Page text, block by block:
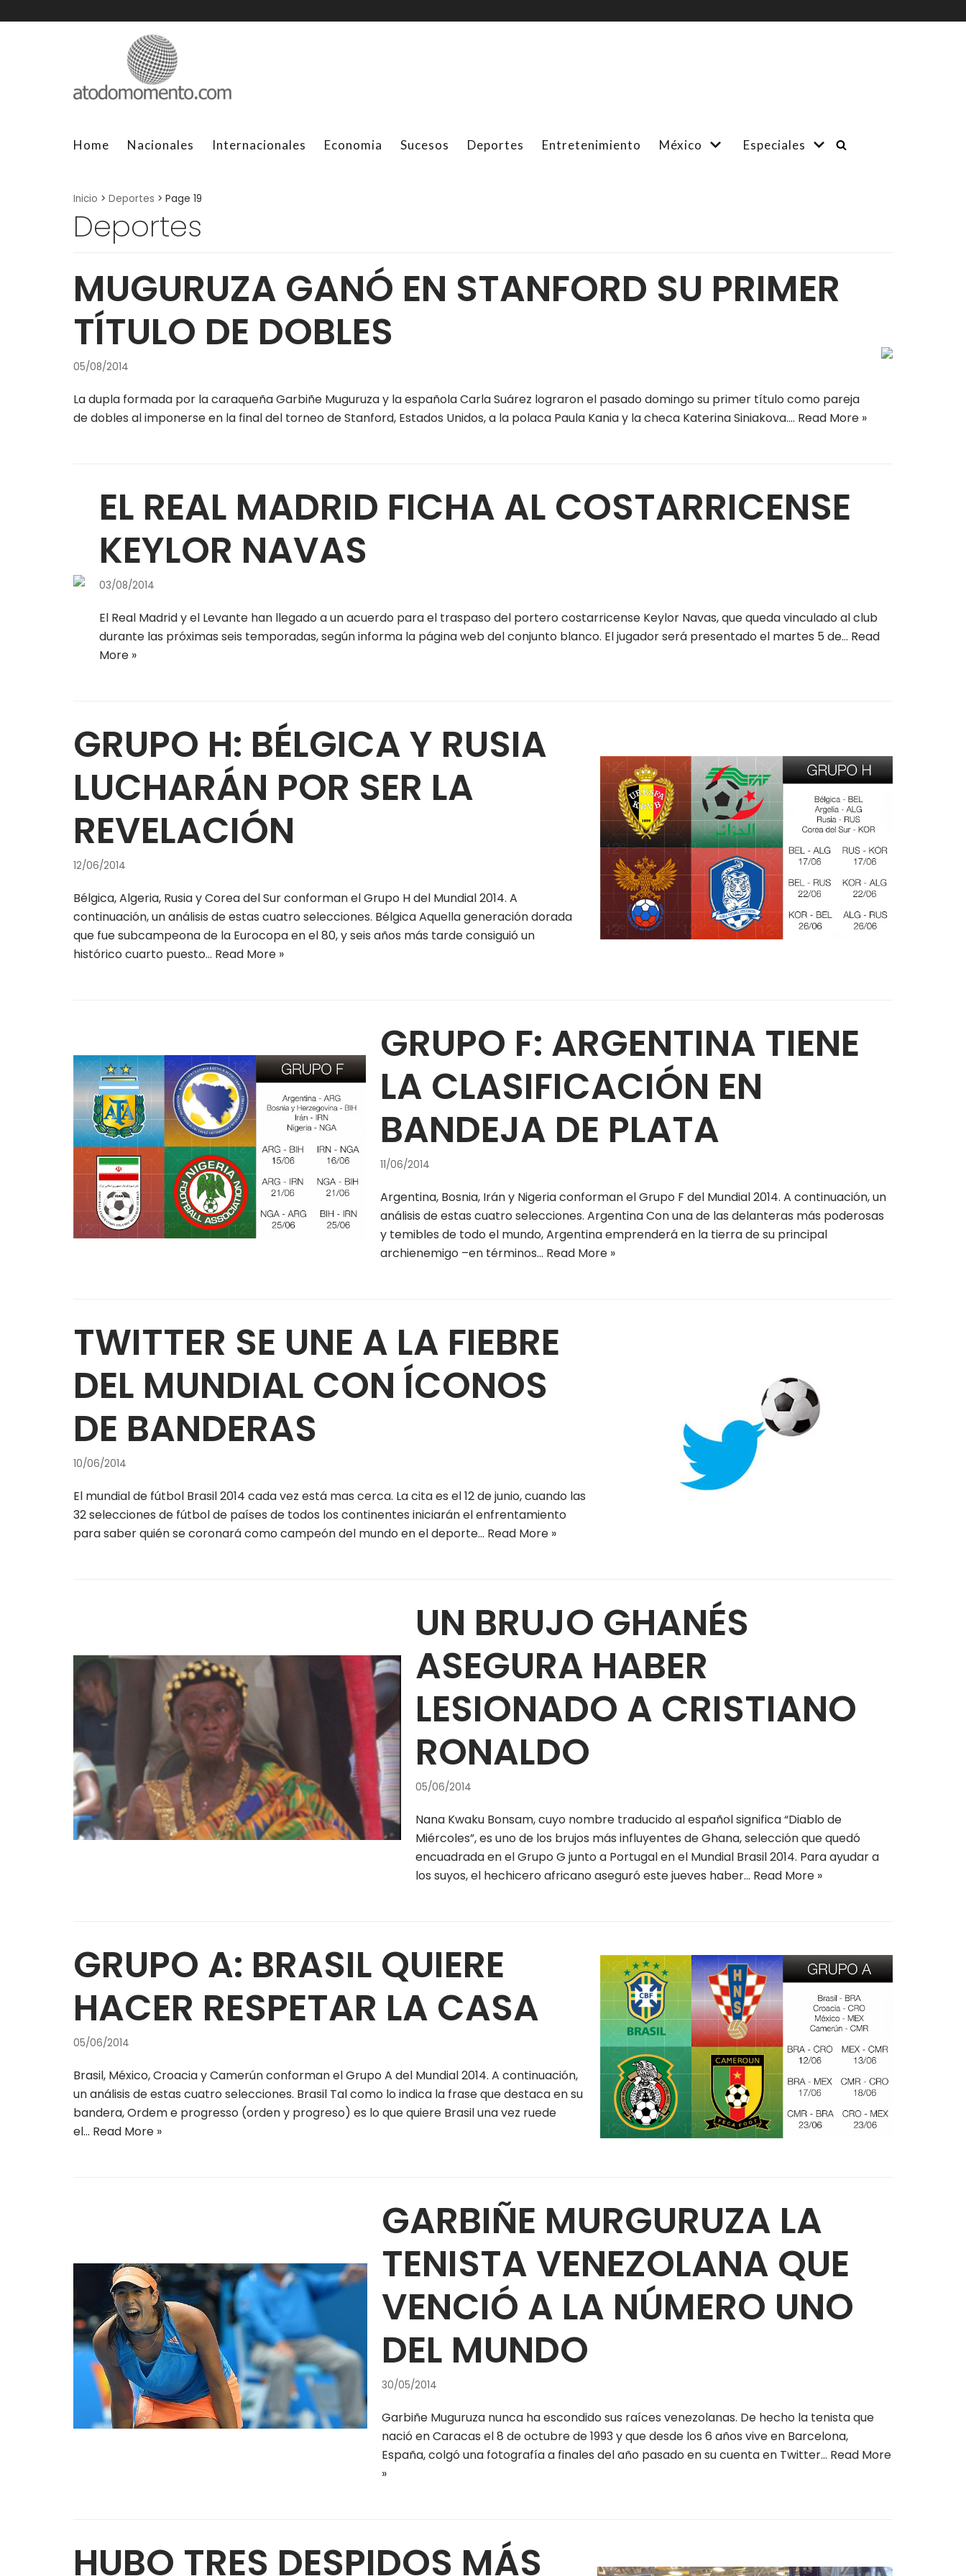
Home Nacionales Internacionales Economia Sucesos Deportes Entretenimiento México Especiales
Inicio > Deportes > Page 19
Deportes
MUGURUZA GANÓ EN STANFORD SU PRIMER
TÍTULO DE DOBLES
05/08/2014
La dupla formada por la caraqueña Garbiñe Muguruza y la española Carla Suárez lograron el pasado domingo su primer título como pareja
de dobles al imponerse en la final del torneo de Stanford, Estados Unidos, a la polaca Paula Kania y la checa Katerina Siniakova.… Read More »
EL REAL MADRID FICHA AL COSTARRICENSE
KEYLOR NAVAS
03/08/2014
El Real Madrid y el Levante han llegado a un acuerdo para el traspaso del portero costarricense Keylor Navas, que queda vinculado al club
durante las próximas seis temporadas, según informa la página web del conjunto blanco. El jugador será presentado el martes 5 de… Read
More »
GRUPO H: BÉLGICA Y RUSIA
LUCHARÁN POR SER LA
REVELACIÓN
12/06/2014
Bélgica, Algeria, Rusia y Corea del Sur conforman el Grupo H del Mundial 2014. A
continuación, un análisis de estas cuatro selecciones. Bélgica Aquella generación dorada
que fue subcampeona de la Eurocopa en el 80, y seis años más tarde consiguió un
histórico cuarto puesto… Read More »
GRUPO F: ARGENTINA TIENE
LA CLASIFICACIÓN EN
BANDEJA DE PLATA
11/06/2014
Argentina, Bosnia, Irán y Nigeria conforman el Grupo F del Mundial 2014. A continuación, un
análisis de estas cuatro selecciones. Argentina Con una de las delanteras más poderosas
y temibles de todo el mundo, Argentina emprenderá en la tierra de su principal
archienemigo –en términos… Read More »
TWITTER SE UNE A LA FIEBRE
DEL MUNDIAL CON ÍCONOS
DE BANDERAS
10/06/2014
El mundial de fútbol Brasil 2014 cada vez está mas cerca. La cita es el 12 de junio, cuando las
32 selecciones de fútbol de países de todos los continentes iniciarán el enfrentamiento
para saber quién se coronará como campeón del mundo en el deporte… Read More »
UN BRUJO GHANÉS
ASEGURA HABER
LESIONADO A CRISTIANO
RONALDO
05/06/2014
Nana Kwaku Bonsam, cuyo nombre traducido al español significa “Diablo de
Miércoles”, es uno de los brujos más influyentes de Ghana, selección que quedó
encuadrada en el Grupo G junto a Portugal en el Mundial Brasil 2014. Para ayudar a
los suyos, el hechicero africano aseguró este jueves haber… Read More »
GRUPO A: BRASIL QUIERE
HACER RESPETAR LA CASA
05/06/2014
Brasil, México, Croacia y Camerún conforman el Grupo A del Mundial 2014. A continuación,
un análisis de estas cuatro selecciones. Brasil Tal como lo indica la frase que destaca en su
bandera, Ordem e progresso (orden y progreso) es lo que quiere Brasil una vez ruede
el… Read More »
GARBIÑE MURGURUZA LA
TENISTA VENEZOLANA QUE
VENCIÓ A LA NÚMERO UNO
DEL MUNDO
30/05/2014
Garbiñe Muguruza nunca ha escondido sus raíces venezolanas. De hecho la tenista que
nació en Caracas el 8 de octubre de 1993 y que desde los 6 años vive en Barcelona,
España, colgó una fotografía a finales del año pasado en su cuenta en Twitter… Read More
»
HUBO TRES DESPIDOS MÁS